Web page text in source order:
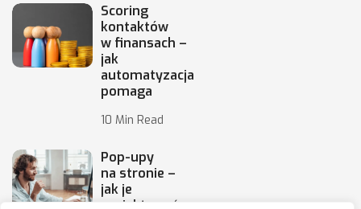
Scoring
kontaktów
w finansach –
jak
automatyzacja
pomaga
10 Min Read
Pop-upy
na stronie –
jak je
projektować,